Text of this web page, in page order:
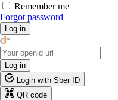
Remember me
Forgot password
Log in
Log in
Login with Sber ID
QR code